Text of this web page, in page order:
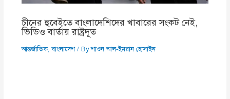
চীনের হুবেইতে বাংলাদেশিদের খাবারের সংকট নেই,
ভিডিও বার্তায় রাষ্ট্রদূত
আন্তর্জাতিক,বাংলাদেশ/ Byশাওন আল-ইমরান হোসাইন